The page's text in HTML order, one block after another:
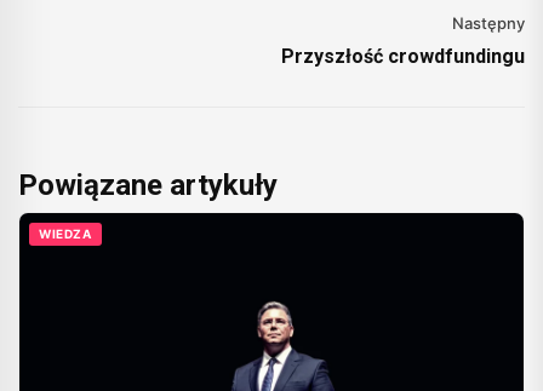
Następny
Przyszłość crowdfundingu
Powiązane artykuły
WIEDZA